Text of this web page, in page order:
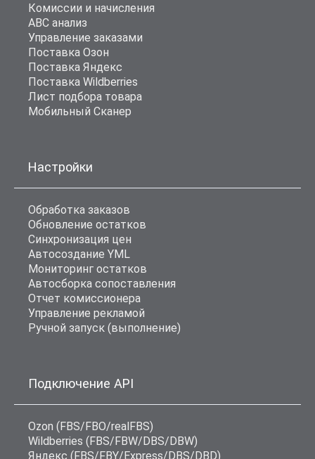
Комиссии и начисления
ABC анализ
Управление заказами
Поставка Озон
Поставка Яндекс
Поставка Wildberries
Лист подбора товара
Мобильный Сканер
Настройки
Обработка заказов
Обновление остатков
Синхронизация цен
Автосоздание YML
Мониторинг остатков
Автосборка сопоставления
Отчет комиссионера
Управление рекламой
Ручной запуск (выполнение)
Подключение API
Ozon (FBS/FBO/realFBS)
Wildberries (FBS/FBW/DBS/DBW)
Яндекс (FBS/FBY/Express/DBS/DBD)